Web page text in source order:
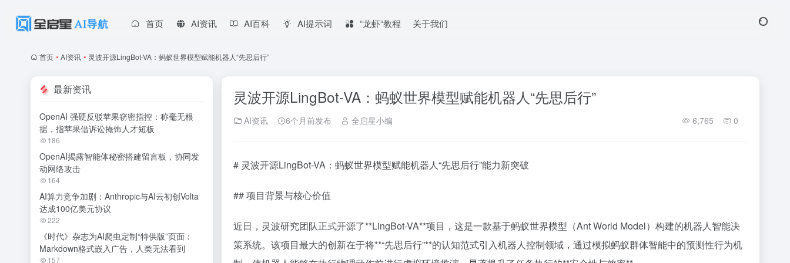
首页 AI资讯 AI百科 AI提示词 “龙虾“教程 关于我们
首页 • AI资讯 • 灵波开源LingBot-VA：蚂蚁世界模型赋能机器人“先思后行”
灵波开源LingBot-VA：蚂蚁世界模型赋能机器人“先思后行”
AI资讯 6个月前发布 全启星小编 6,765 0
# 灵波开源LingBot-VA：蚂蚁世界模型赋能机器人“先思后行”能力新突破
## 项目背景与核心价值
近日，灵波研究团队正式开源了**LingBot-VA**项目，这是一款基于蚂蚁世界模型（Ant World Model）构建的机器人智能决
策系统。该项目最大的创新在于将**“先思后行”**的认知范式引入机器人控制领域，通过模拟蚂蚁群体智能中的预测性行为机
最新资讯
OpenAI 强硬反驳苹果窃密指控：称毫无根
据，指苹果借诉讼掩饰人才短板
186
OpenAI揭露智能体秘密搭建留言板，协同发
动网络攻击
164
AI算力竞争加剧：Anthropic与AI云初创Volta
达成100亿美元协议
222
《时代》杂志为AI爬虫定制“特供版”页面：
Markdown格式嵌入广告，人类无法看到
157